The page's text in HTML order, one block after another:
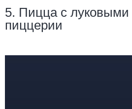
5. Пицца с луковыми
пиццерии